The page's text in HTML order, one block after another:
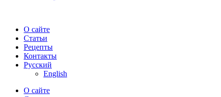
О сайте
Статьи
Рецепты
Контакты
Русский
English
О сайте